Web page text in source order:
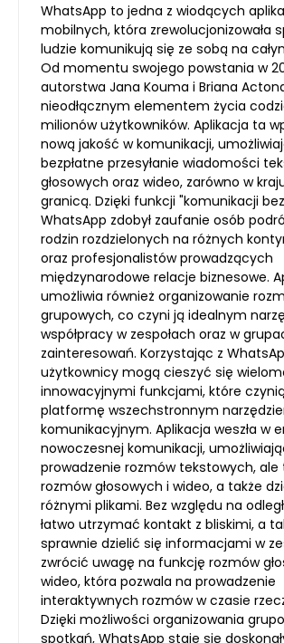
WhatsApp to jedna z wiodących
mobilnych, która zrewolucjonizowała
ludzie komunikują się ze sobą na
Od momentu swojego powstania w
autorstwa Jana Kouma i Briana
nieodłącznym elementem życia
milionów użytkowników. Aplikacja ta
nową jakość w komunikacji,
bezpłatne przesyłanie wiadomości
głosowych oraz wideo, zarówno w
granicą. Dzięki funkcji "komunikacji
WhatsApp zdobył zaufanie osób
rodzin rozdzielonych na różnych
oraz profesjonalistów prowadzących
międzynarodowe relacje biznesowe.
umożliwia również organizowanie
grupowych, co czyni ją idealnym
współpracy w zespołach oraz w
zainteresowań. Korzystając z
użytkownicy mogą cieszyć się
innowacyjnymi funkcjami, które
platformę wszechstronnym
komunikacyjnym. Aplikacja weszła w
nowoczesnej komunikacji,
prowadzenie rozmów tekstowych, ale
rozmów głosowych i wideo, a także
różnymi plikami. Bez względu na
łatwo utrzymać kontakt z bliskimi, a
sprawnie dzielić się informacjami w
zwrócić uwagę na funkcję rozmów
wideo, która pozwala na prowadzenie
interaktywnych rozmów w czasie
Dzięki możliwości organizowania
spotkań, WhatsApp staje się